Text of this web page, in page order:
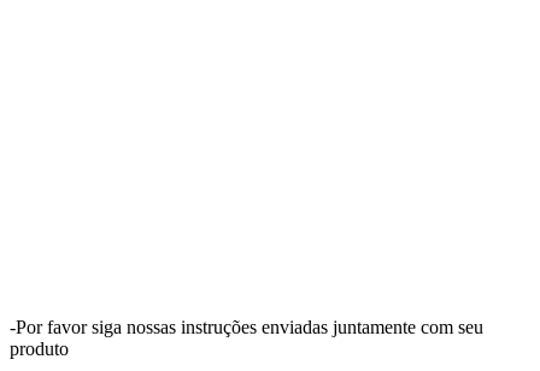
-Por favor siga nossas instruções enviadas juntamente com seu
produto